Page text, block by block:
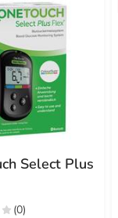
Select Plus
(0)